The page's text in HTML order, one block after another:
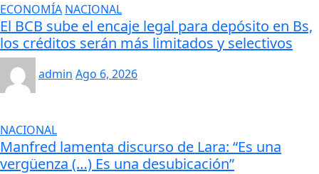
ECONOMÍA NACIONAL
El BCB sube el encaje legal para depósito en Bs,
los créditos serán más limitados y selectivos
admin Ago 6, 2026
NACIONAL
Manfred lamenta discurso de Lara: “Es una
vergüenza (…) Es una desubicación”